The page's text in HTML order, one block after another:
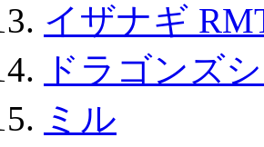
イザナギ
ドラゴンズ
ミル